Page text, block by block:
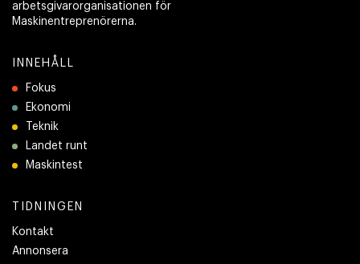
arbetsgivarorganisationen för
Maskinentreprenörerna.
INNEHÅLL
Fokus
Ekonomi
Teknik
Landet runt
Maskintest
TIDNINGEN
Kontakt
Annonsera